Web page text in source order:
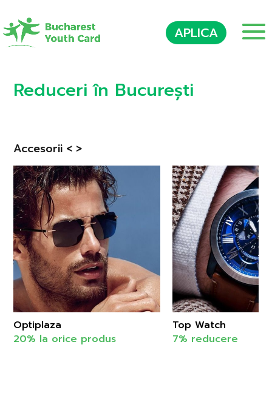
APLICA
Reduceri în București
Accesorii < >
Optiplaza
20% la orice produs
Top Watch
7% reducere